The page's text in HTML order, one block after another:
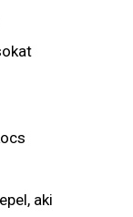
aki